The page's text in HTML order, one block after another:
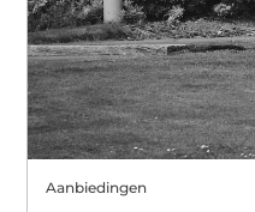
Aanbiedingen